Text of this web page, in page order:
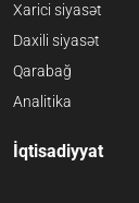
Xarici siyasət
Daxili siyasət
Qarabağ
Analitika
İqtisadiyyat